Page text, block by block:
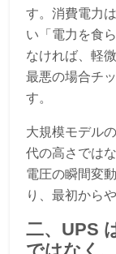
す。消費電力
い「電力を食
なければ、軽
最悪の場合チ
す。
大規模モデル
代の高さでは
電圧の瞬間変
り、最初から
二、UPS